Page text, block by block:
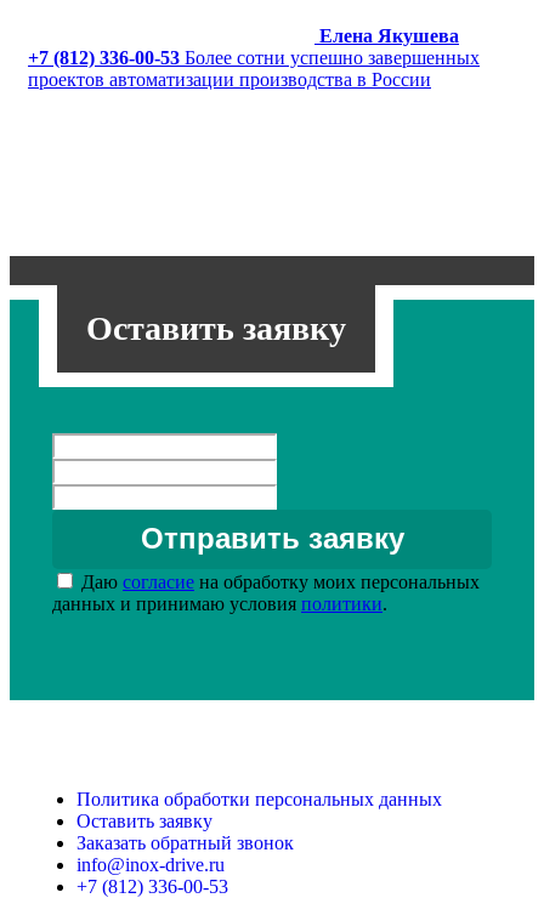
Елена Якушева
+7 (812) 336-00-53 Более сотни успешно завершенных
проектов автоматизации производства в России
Оставить заявку
Даю согласие на обработку моих персональных
данных и принимаю условия политики.
Политика обработки персональных данных
Оставить заявку
Заказать обратный звонок
info@inox-drive.ru
+7 (812) 336-00-53